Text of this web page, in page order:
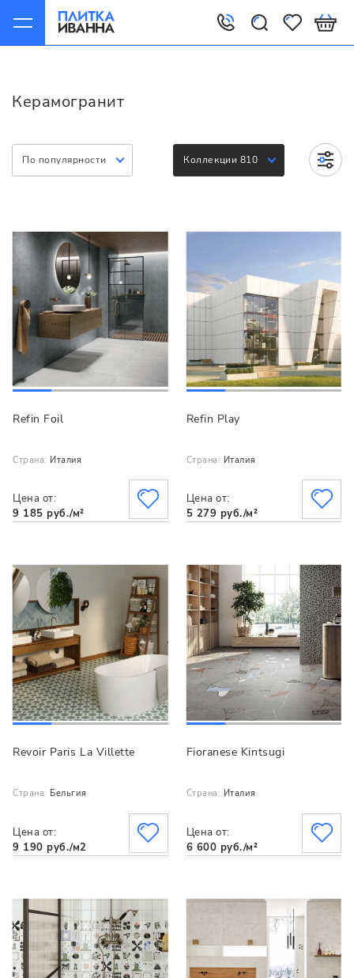
Керамогранит
По популярности Коллекции 810
Refin Foil
Страна: Италия
Цена от:
9 185 руб./м²
Refin Play
Страна: Италия
Цена от:
5 279 руб./м²
Revoir Paris La Villette
Страна: Бельгия
Цена от:
9 190 руб./м2
Fioranese Kintsugi
Страна: Италия
Цена от:
6 600 руб./м²